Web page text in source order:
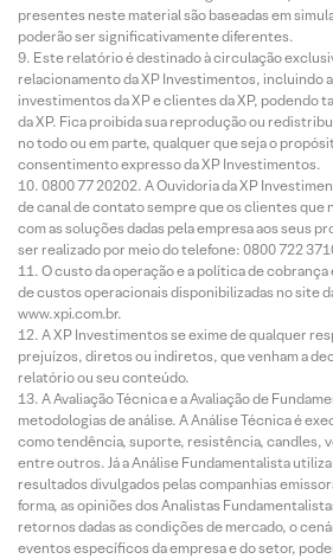
presentes neste material são baseadas em
poderão ser significativamente diferentes.
Este relatório é destinado à circulação
relacionamento da XP Investimentos, incluindo
investimentos da XP e clientes da XP, podendo
da XP. Fica proibida sua reprodução ou
no todo ou em parte, qualquer que seja o
consentimento expresso da XP Investimentos.
0800 77 20202. A Ouvidoria da XP
de canal de contato sempre que os clientes que
com as soluções dadas pela empresa aos seus
ser realizado por meio do telefone: 0800 722
O custo da operação e a política de
de custos operacionais disponibilizadas no site
www.xpi.com.br.
A XP Investimentos se exime de qualquer
prejuízos, diretos ou indiretos, que venham a
relatório ou seu conteúdo.
A Avaliação Técnica e a Avaliação de
metodologias de análise. A Análise Técnica é
como tendência, suporte, resistência, candles,
entre outros. Já a Análise Fundamentalista
resultados divulgados pelas companhias
forma, as opiniões dos Analistas
retornos dadas as condições de mercado, o
eventos específicos da empresa e do setor,